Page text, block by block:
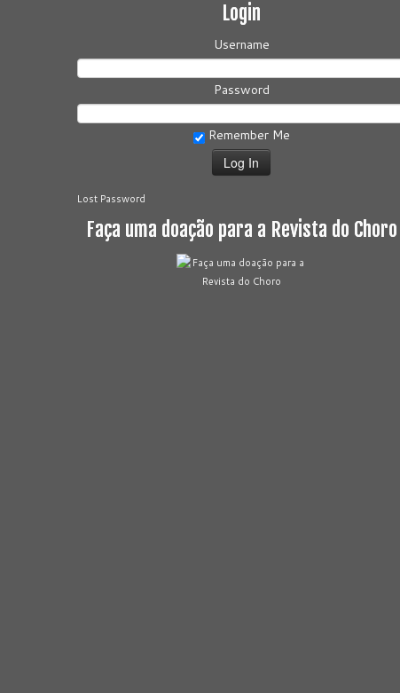
Login
Username
Password
Remember Me
Lost Password
Faça uma doação para a Revista do Choro